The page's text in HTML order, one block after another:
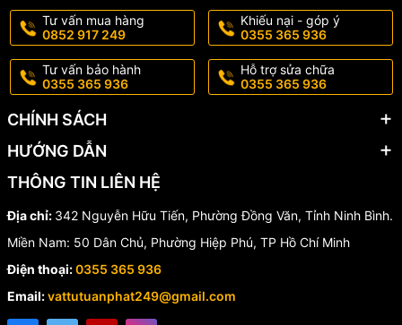
💎 Ưu điểm khi sử dụng rắc
co nhựa UUTaiwan Plastic
✔️ Chống rò rỉ nước tối ưu.
✔️ Chịu va đập tốt, tuổi thọ cao.
✔️ Tiết kiệm chi phí bảo trì.
✔️ Dễ dàng thay thế hoặc tháo lắp khi cần sửa chữa.
✔️ Giá thành hợp lý, phù hợp nhiều công trình.
Tư vấn mua hàng
0852 917 249
Khiếu nại - góp ý
0355 365 936
Tư vấn bảo hành
0355 365 936
Hỗ trợ sửa chữa
0355 365 936
CHÍNH SÁCH
HƯỚNG DẪN
THÔNG TIN LIÊN HỆ
Địa chỉ: 342 Nguyễn Hữu Tiến, Phường Đồng Văn, Tỉnh Ninh Bình.
Miền Nam: 50 Dân Chủ, Phường Hiệp Phú, TP Hồ Chí Minh
Điện thoại:0355 365 936
Email:vattutuanphat249@gmail.com